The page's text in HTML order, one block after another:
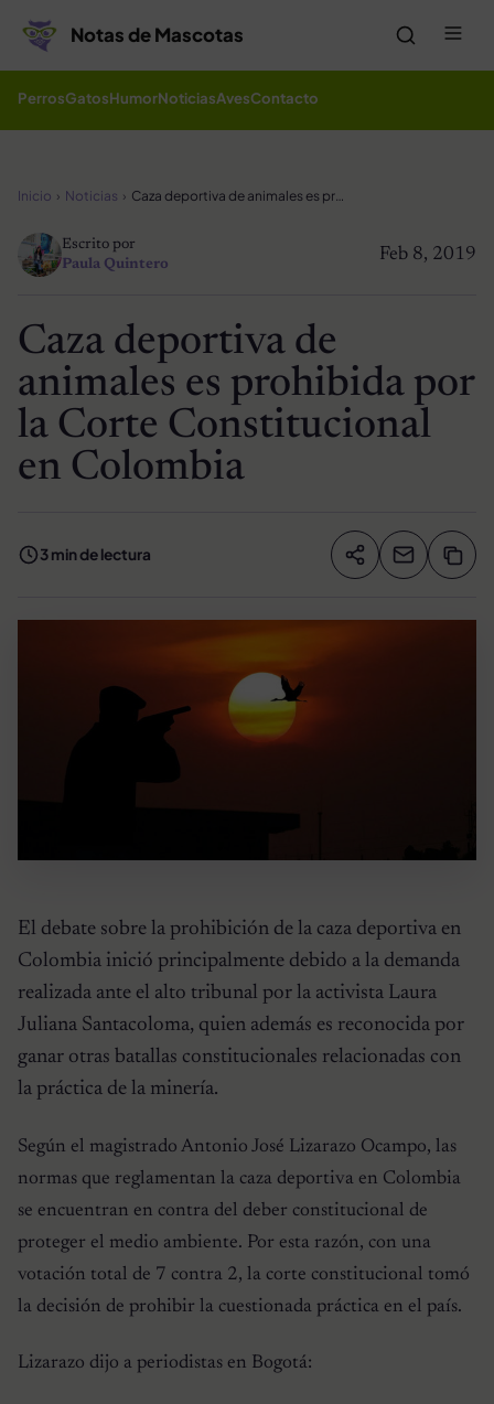
Notas de Mascotas
PerrosGatosHumorNoticiasAvesContacto
Inicio Noticias Caza deportiva de animales es prohibida por la Corte Constitucional en Colombia
Feb 8, 2019
Escrito por
Paula Quintero
Caza deportiva de
animales es prohibida por
la Corte Constitucional
en Colombia
3 min de lectura Compartir
El debate sobre la prohibición de la caza deportiva en
Colombia inició principalmente debido a la demanda
realizada ante el alto tribunal por la activista Laura
Juliana Santacoloma, quien además es reconocida por
ganar otras batallas constitucionales relacionadas con
la práctica de la minería.
Según el magistrado Antonio José Lizarazo Ocampo, las
normas que reglamentan la caza deportiva en Colombia
se encuentran en contra del deber constitucional de
proteger el medio ambiente. Por esta razón, con una
votación total de 7 contra 2, la corte constitucional tomó
la decisión de prohibir la cuestionada práctica en el país.
Lizarazo dijo a periodistas en Bogotá: